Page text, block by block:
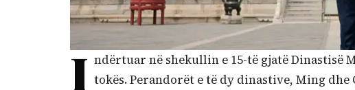
I ndërtuar në shekullin e 15-të gjatë
tokës. Perandorët e të dy dinastive, Ming